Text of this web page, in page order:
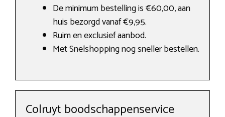
De minimum bestelling is €60,00, aan
huis bezorgd vanaf €9,95.
Ruim en exclusief aanbod.
Met Snelshopping nog sneller bestellen.
Colruyt boodschappenservice